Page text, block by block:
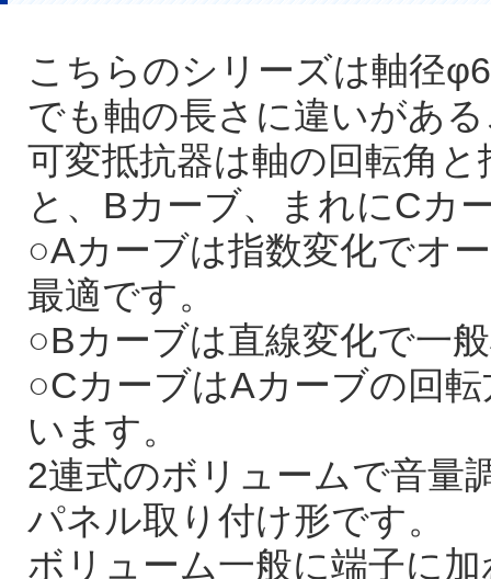
こちらのシリーズは軸径
でも軸の長さに違いがあ
可変抵抗器は軸の回転角
と、Bカーブ、まれにCカ
○Aカーブは指数変化でオ
最適です。
○Bカーブは直線変化で一
○CカーブはAカーブの回
います。
2連式のボリュームで音量
パネル取り付け形です。
ボリューム一般に端子に